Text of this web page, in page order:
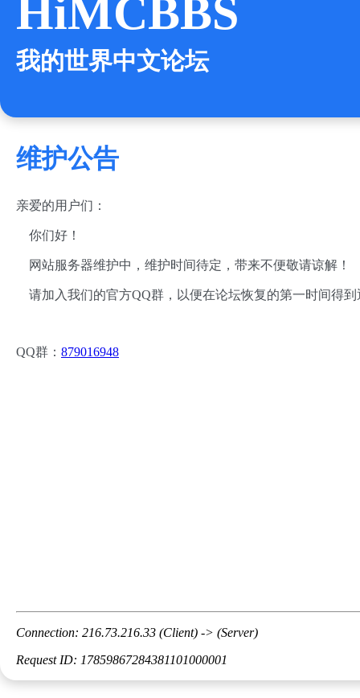
HiMCBBS
我的世界中文论坛
维护公告
亲爱的用户们：
你们好！
网站服务器维护中，维护时间待定，带来不便敬请谅解！
请加入我们的官方QQ群，以便在论坛恢复的第一时间得到
QQ群： 879016948
Connection: 216.73.216.33 (Client) -> (Server)
Request ID: 17859867284381101000001